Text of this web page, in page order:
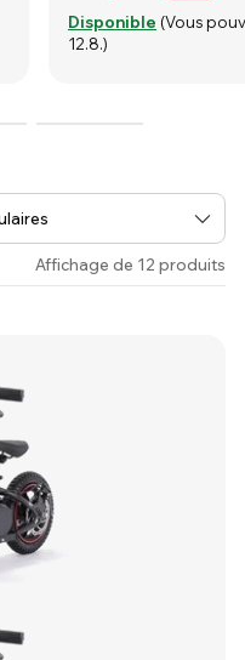
Disponible (Vous
12.8.)
Affichage de 12 produits